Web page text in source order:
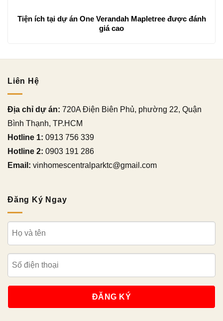
Tiện ích tại dự án One Verandah Mapletree được đánh
giá cao
Liên Hệ
Địa chỉ dự án: 720A Điện Biên Phủ, phường 22, Quận
Bình Thạnh, TP.HCM
Hotline 1: 0913 756 339
Hotline 2: 0903 191 286
Email: vinhomescentralparktc@gmail.com
Đăng Ký Ngay